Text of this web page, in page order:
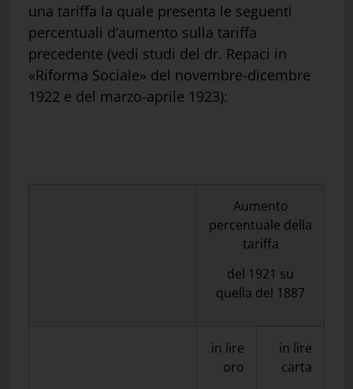
una tariffa la quale presenta le seguenti
percentuali d’aumento sulla tariffa
precedente (vedi studi del dr. Repaci in
«Riforma Sociale» del novembre-dicembre
1922 e del marzo-aprile 1923):
Aumento
percentuale della
tariffa
del 1921 su
quella del 1887
in lire
oro
in lire
carta